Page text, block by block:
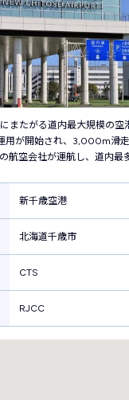
またがる道内最大規模の空
用が開始され、3,000m滑
航空会社が運航し、道内最
観光の重要な拠点空港とな
映画館や温泉、キャラクタ
併設しているのも特徴のひ
ルメを楽しむ多くの人びと
新千歳空港
北海道千歳市
CTS
RJCC